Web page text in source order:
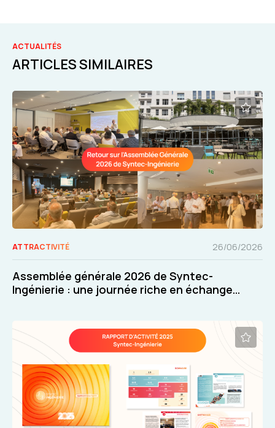
ACTUALITÉS
ARTICLES SIMILAIRES
ATTRACTIVITÉ 26/06/2026
Assemblée générale 2026 de Syntec-
Ingénierie : une journée riche en échanges